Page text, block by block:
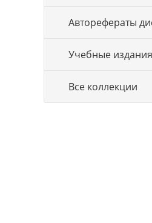
Авторефераты
Учебные издания
Все коллекции